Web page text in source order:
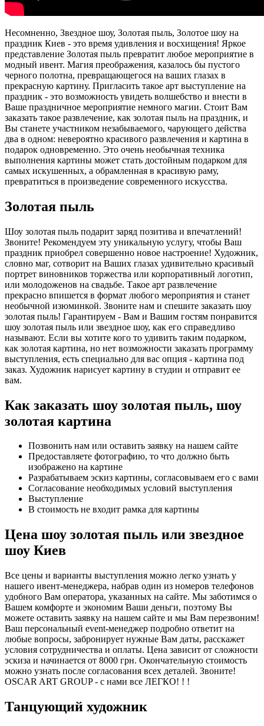
Несомненно, Звездное шоу, Золотая пыль, Золотое шоу на
праздник Киев - это время удивления и восхищения! Яркое
представление Золотая пыль превратит любое мероприятие в
модный ивент. Магия преображения, казалось бы пустого
черного полотна, превращающегося на ваших глазах в
прекрасную картину. Пригласить такое арт выступление на
праздник - это возможность увидеть волшебство и внести в
Ваше праздничное мероприятие немного магии. Стоит Вам
заказать такое развлечение, как золотая пыль на праздник, и
Вы станете участником незабываемого, чарующего действа
два в одном: невероятно красивого развлечения и картина в
подарок одновременно. Это очень необычная техника
выполнения картины может стать достойным подарком для
самых искушенных, а обрамленная в красивую раму,
превратиться в произведение современного искусства.
Золотая пыль
Шоу золотая пыль подарит заряд позитива и впечатлений!
Звоните! Рекомендуем эту уникальную услугу, чтобы Ваш
праздник приобрел совершенно новое настроение! Художник,
словно маг, сотворит на Ваших глазах удивительно красивый
портрет виновников торжества или корпоративный логотип,
или молодоженов на свадьбе. Такое арт развлечение
прекрасно впишется в формат любого мероприятия и станет
необычной изюминкой. Звоните нам и спешите заказать шоу
золотая пыль! Гарантируем - Вам и Вашим гостям понравится
шоу золотая пыль или звездное шоу, как его справедливо
называют. Если вы хотите кого то удивить таким подарком,
как золотая картина, но нет возможности заказать программу
выступления, есть специально для вас опция - картина под
заказ. Художник нарисует картину в студии и отправит ее
вам.
Как заказать шоу золотая пыль, шоу
золотая картина
Позвонить нам или оставить заявку на нашем сайте
Предоставляете фотографию, то что должно быть
изображено на картине
Разрабатываем эскиз картины, согласовываем его с вами
Согласование необходимых условий выступления
Выступление
В стоимость не входит рамка для картины
Цена шоу золотая пыль или звездное
шоу Киев
Все цены и варианты выступления можно легко узнать у
нашего ивент-менеджера, набрав один из номеров телефонов
удобного Вам оператора, указанных на сайте. Мы заботимся о
Вашем комфорте и экономим Ваши деньги, поэтому Вы
можете оставить заявку на нашем сайте и мы Вам перезвоним!
Ваш персональный event-менеджер подробно ответит на
любые вопросы, забронирует нужные Вам даты, расскажет
условия сотрудничества и оплаты. Цена зависит от сложности
эскиза и начинается от 8000 грн. Окончательную стоимость
можно узнать после согласования всех деталей. Звоните!
OSCAR ART GROUP - с нами все ЛЕГКО! ! !
Танцующий художник